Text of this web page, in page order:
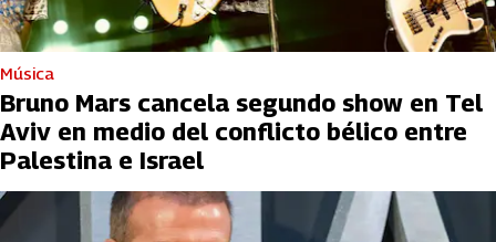
Música
Bruno Mars cancela segundo show en Tel
Aviv en medio del conflicto bélico entre
Palestina e Israel